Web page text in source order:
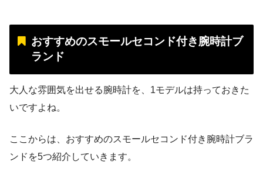
おすすめのスモールセコンド付き腕時計ブ
ランド
大人な雰囲気を出せる腕時計を、1モデルは持っておきた
いですよね。
ここからは、おすすめのスモールセコンド付き腕時計ブラ
ンドを5つ紹介していきます。